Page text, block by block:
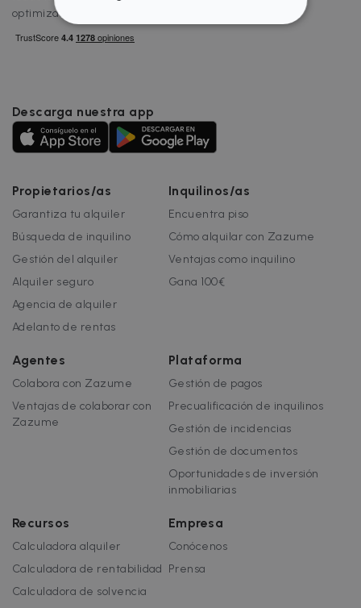
optimizar tu alquiler.
Descarga nuestra app
Propietarios/as
Garantiza tu alquiler
Búsqueda de inquilino
Gestión del alquiler
Alquiler seguro
Agencia de alquiler
Adelanto de rentas
Inquilinos/as
Encuentra piso
Cómo alquilar con Zazume
Ventajas como inquilino
Gana 100€
Agentes
Colabora con Zazume
Ventajas de colaborar con
Zazume
Plataforma
Gestión de pagos
Precualificación de inquilinos
Gestión de incidencias
Gestión de documentos
Oportunidades de inversión
inmobiliarias
Recursos
Calculadora alquiler
Calculadora de rentabilidad
Calculadora de solvencia
Empresa
Conócenos
Prensa
ORIENTACIÓN
FUNCIONALIDAD
Estrictamente necesarias
Rendimiento
Orientación
Funcionalidad
permiten la funcionalidad central del sitio
web, como el inicio de sesión del usuario y la
administración de la cuenta. El sitio web no
puede utilizarse correctamente sin las cookies
Proveedor / Dominio
cf_chl_3
Cloudflare, Inc.
CookieScript
.zazume.com